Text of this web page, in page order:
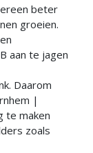
beter
groeien.
aan te jagen
Daarom
|
te maken
zoals